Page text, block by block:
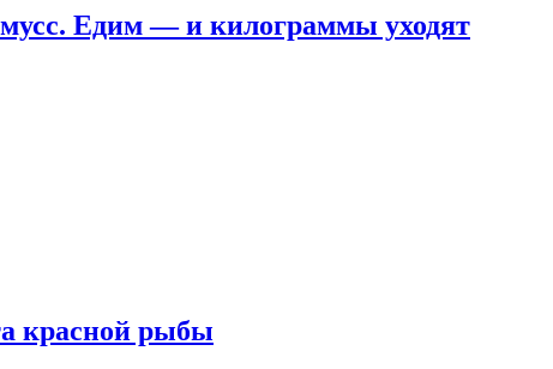
Едим — и килограммы уходят
красной рыбы